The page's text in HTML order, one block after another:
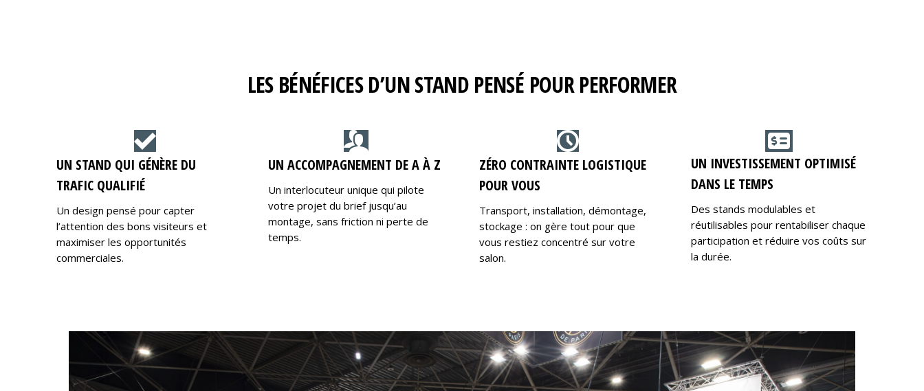
LES BÉNÉFICES D’UN STAND PENSÉ POUR PERFORMER
UN STAND QUI GÉNÈRE DU
TRAFIC QUALIFIÉ
Un design pensé pour capter
l’attention des bons visiteurs et
maximiser les opportunités
commerciales.
UN ACCOMPAGNEMENT DE A À Z
Un interlocuteur unique qui pilote
votre projet du brief jusqu’au
montage, sans friction ni perte de
temps.
ZÉRO CONTRAINTE LOGISTIQUE
POUR VOUS
Transport, installation, démontage,
stockage : on gère tout pour que
vous restiez concentré sur votre
salon.
UN INVESTISSEMENT OPTIMISÉ
DANS LE TEMPS
Des stands modulables et
réutilisables pour rentabiliser chaque
participation et réduire vos coûts sur
la durée.